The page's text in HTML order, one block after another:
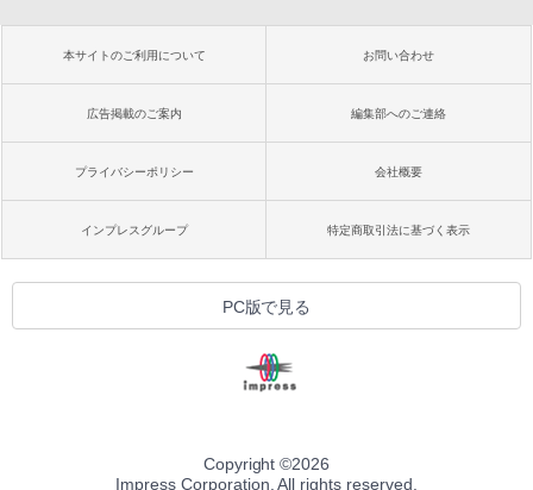
本サイトのご利用について お問い合わせ
広告掲載のご案内 編集部へのご連絡
プライバシーポリシー 会社概要
インプレスグループ 特定商取引法に基づく表示
PC版で見る
Copyright ©2026
Impress Corporation. All rights reserved.